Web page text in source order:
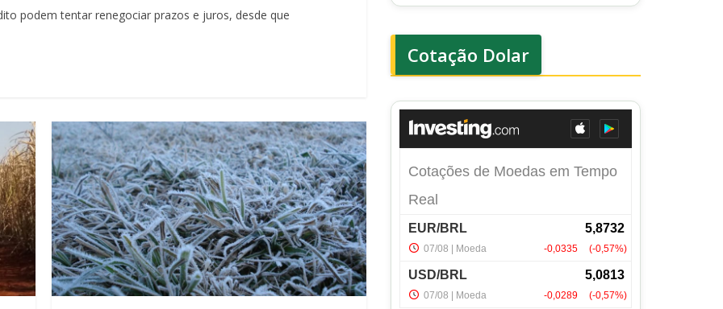
podem tentar renegociar prazos e juros, desde que
Cotação Dolar